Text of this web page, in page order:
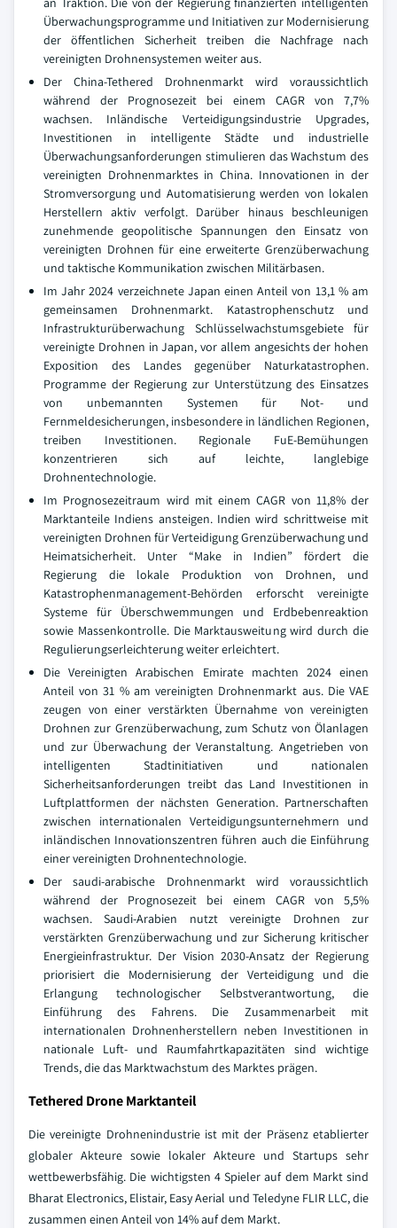
Überwachungsprogramme und Initiativen zur Modernisierung
der öffentlichen Sicherheit treiben die Nachfrage nach
vereinigten Drohnensystemen weiter aus.
Der China-Tethered Drohnenmarkt wird voraussichtlich
während der Prognosezeit bei einem CAGR von 7,7%
wachsen. Inländische Verteidigungsindustrie Upgrades,
Investitionen in intelligente Städte und industrielle
Überwachungsanforderungen stimulieren das Wachstum des
vereinigten Drohnenmarktes in China. Innovationen in der
Stromversorgung und Automatisierung werden von lokalen
Herstellern aktiv verfolgt. Darüber hinaus beschleunigen
zunehmende geopolitische Spannungen den Einsatz von
vereinigten Drohnen für eine erweiterte Grenzüberwachung
und taktische Kommunikation zwischen Militärbasen.
Im Jahr 2024 verzeichnete Japan einen Anteil von 13,1 % am
gemeinsamen Drohnenmarkt. Katastrophenschutz und
Infrastrukturüberwachung Schlüsselwachstumsgebiete für
vereinigte Drohnen in Japan, vor allem angesichts der hohen
Exposition des Landes gegenüber Naturkatastrophen.
Programme der Regierung zur Unterstützung des Einsatzes
von unbemannten Systemen für Not- und
Fernmeldesicherungen, insbesondere in ländlichen Regionen,
treiben Investitionen. Regionale FuE-Bemühungen
konzentrieren sich auf leichte, langlebige
Drohnentechnologie.
Im Prognosezeitraum wird mit einem CAGR von 11,8% der
Marktanteile Indiens ansteigen. Indien wird schrittweise mit
vereinigten Drohnen für Verteidigung Grenzüberwachung und
Heimatsicherheit. Unter “Make in Indien” fördert die
Regierung die lokale Produktion von Drohnen, und
Katastrophenmanagement-Behörden erforscht vereinigte
Systeme für Überschwemmungen und Erdbebenreaktion
sowie Massenkontrolle. Die Marktausweitung wird durch die
Regulierungserleichterung weiter erleichtert.
Die Vereinigten Arabischen Emirate machten 2024 einen
Anteil von 31 % am vereinigten Drohnenmarkt aus. Die VAE
zeugen von einer verstärkten Übernahme von vereinigten
Drohnen zur Grenzüberwachung, zum Schutz von Ölanlagen
und zur Überwachung der Veranstaltung. Angetrieben von
intelligenten Stadtinitiativen und nationalen
Sicherheitsanforderungen treibt das Land Investitionen in
Luftplattformen der nächsten Generation. Partnerschaften
zwischen internationalen Verteidigungsunternehmern und
inländischen Innovationszentren führen auch die Einführung
einer vereinigten Drohnentechnologie.
Der saudi-arabische Drohnenmarkt wird voraussichtlich
während der Prognosezeit bei einem CAGR von 5,5%
wachsen. Saudi-Arabien nutzt vereinigte Drohnen zur
verstärkten Grenzüberwachung und zur Sicherung kritischer
Energieinfrastruktur. Der Vision 2030-Ansatz der Regierung
priorisiert die Modernisierung der Verteidigung und die
Erlangung technologischer Selbstverantwortung, die
Einführung des Fahrens. Die Zusammenarbeit mit
internationalen Drohnenherstellern neben Investitionen in
nationale Luft- und Raumfahrtkapazitäten sind wichtige
Trends, die das Marktwachstum des Marktes prägen.
Tethered Drone Marktanteil
Die vereinigte Drohnenindustrie ist mit der Präsenz etablierter
globaler Akteure sowie lokaler Akteure und Startups sehr
wettbewerbsfähig. Die wichtigsten 4 Spieler auf dem Markt sind
Bharat Electronics, Elistair, Easy Aerial und Teledyne FLIR LLC, die
zusammen einen Anteil von 14% auf dem Markt.